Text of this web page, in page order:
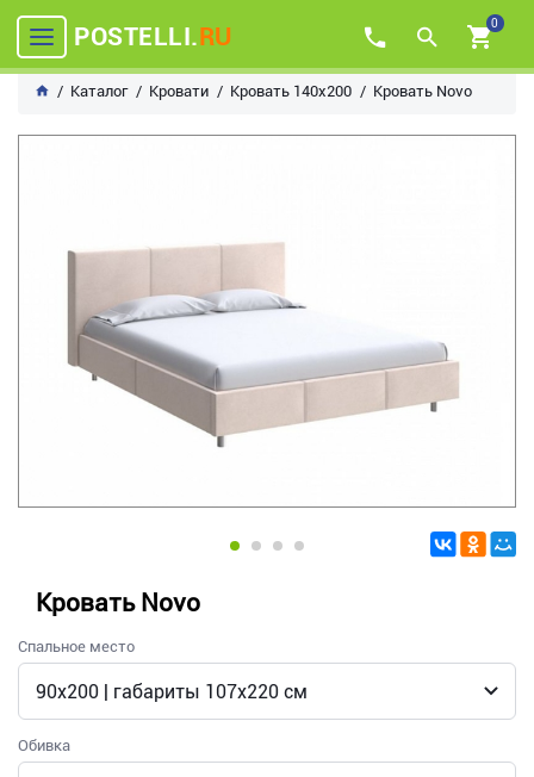
POSTELLI.RU 0
Каталог Кровати Кровать 140х200 Кровать Novo
Кровать Novo
Спальное место
Обивка